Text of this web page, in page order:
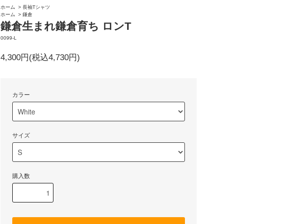
ホーム > 長袖Tシャツ
ホーム
> 鎌倉
鎌倉生まれ鎌倉育ち ロンT
0099-L
4,300円(税込4,730円)
カラー
サイズ
購入数